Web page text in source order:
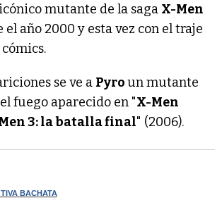
mutante de la saga X-Men
el año 2000 y esta vez con el traje
se ve a Pyroun mutante
fuego aparecido en "X-Men
3: la batalla final" (2006).
BACHATA